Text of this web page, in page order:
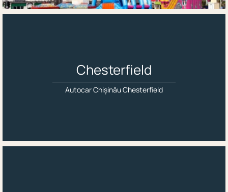
Chesterfield
Autocar Chișinău Chesterfield